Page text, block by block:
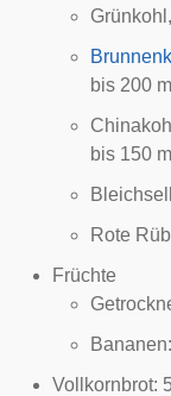
Grünkohl ,
bis 200
Chinakohl
bis 150
Rote
Früchte
Bananen
Vollkornbrot: